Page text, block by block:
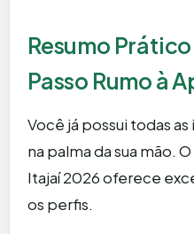
Resumo
Passo Rumo à
Você já possui todas
na palma da sua mão.
Itajaí 2026 oferece
os perfis.